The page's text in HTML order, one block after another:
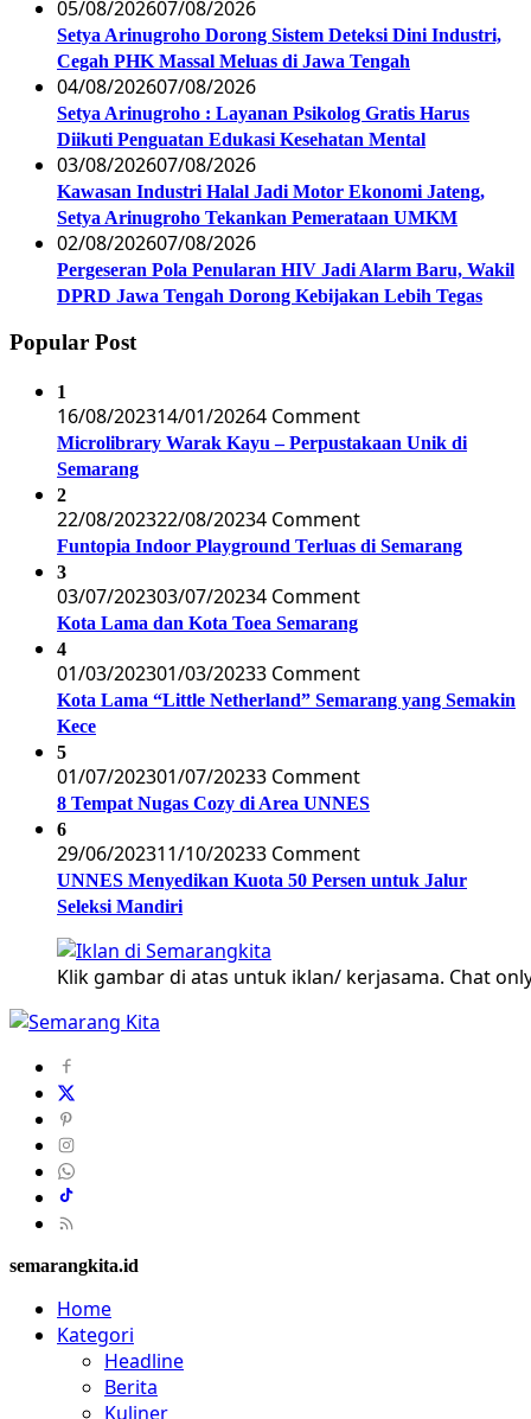
05/08/202607/08/2026
Setya Arinugroho Dorong Sistem Deteksi Dini Industri,
Cegah PHK Massal Meluas di Jawa Tengah
04/08/202607/08/2026
Setya Arinugroho : Layanan Psikolog Gratis Harus
Diikuti Penguatan Edukasi Kesehatan Mental
03/08/202607/08/2026
Kawasan Industri Halal Jadi Motor Ekonomi Jateng,
Setya Arinugroho Tekankan Pemerataan UMKM
02/08/202607/08/2026
Pergeseran Pola Penularan HIV Jadi Alarm Baru, Wakil
DPRD Jawa Tengah Dorong Kebijakan Lebih Tegas
Popular Post
1
16/08/202314/01/20264 Comment
Microlibrary Warak Kayu – Perpustakaan Unik di
Semarang
2
22/08/202322/08/20234 Comment
Funtopia Indoor Playground Terluas di Semarang
3
03/07/202303/07/20234 Comment
Kota Lama dan Kota Toea Semarang
4
01/03/202301/03/20233 Comment
Kota Lama “Little Netherland” Semarang yang Semakin
Kece
5
01/07/202301/07/20233 Comment
8 Tempat Nugas Cozy di Area UNNES
6
29/06/202311/10/20233 Comment
UNNES Menyedikan Kuota 50 Persen untuk Jalur
Seleksi Mandiri
Klik gambar di atas untuk iklan/ kerjasama. Chat
semarangkita.id
Home
Kategori
Headline
Berita
Kuliner